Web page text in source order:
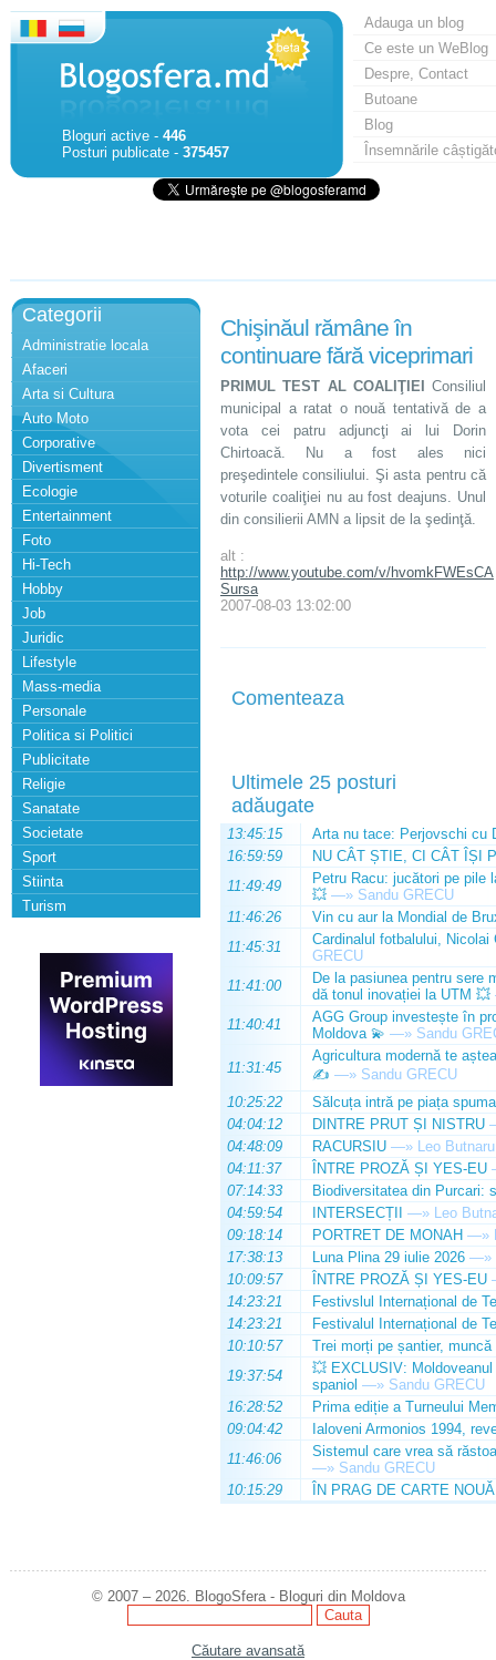
Bloguri active - 446
Posturi publicate - 375457
Adauga un blog
Ce este un WeBlog
Despre, Contact
Butoane
Blog
Însemnările
Categorii
Administratie locala
Afaceri
Arta si Cultura
Auto Moto
Corporative
Divertisment
Ecologie
Entertainment
Foto
Hi-Tech
Hobby
Job
Juridic
Lifestyle
Mass-media
Personale
Politica si Politici
Publicitate
Religie
Sanatate
Societate
Sport
Stiinta
Turism
Chişinăul rămâne în
continuare fără viceprimari
PRIMUL TEST AL COALIŢIEI
Consiliul
municipal a ratat o nouă tentativă de a
vota cei patru adjuncţi ai lui Dorin
Chirtoacă. Nu a fost ales nici
preşedintele consiliului. Şi asta pentru că
voturile coaliţiei nu au fost deajuns. Unul
din consilierii AMN a lipsit de la şedinţă.
alt :
http://www.youtube.com/v/hvomkFWEsCA
Sursa
2007-08-03 13:02:00
Comenteaza
Ultimele 25 posturi
adăugate
13:45:15
Arta nu tace: Perjovschi cu
16:59:59
NU CÂT ȘTIE, CI CÂT ÎȘI
11:49:49
Petru Racu: jucători pe pile
💥 —» Sandu GRECU
11:46:26
Vin cu aur la Mondial de
11:45:31
Cardinalul fotbalului,
GRECU
11:41:00
De la pasiunea pentru sere
dă tonul inovației la UTM 💥
11:40:41
AGG Group investește în
Moldova 💫 —» Sandu
11:31:45
Agricultura modernă te
✍️ —» Sandu GRECU
10:25:22
Sălcuța intră pe piața
04:04:12
DINTRE PRUT ȘI NISTRU
04:48:09
RACURSIU —» Leo Butnaru
04:11:37
ÎNTRE PROZĂ ȘI YES-EU
07:14:33
Biodiversitatea din Purcari:
04:59:54
INTERSECȚII —» Leo
09:18:14
PORTRET DE MONAH —»
17:38:13
Luna Plina 29 iulie 2026 —»
10:09:57
ÎNTRE PROZĂ ȘI YES-EU
14:23:21
Festivslul Internațional de
14:23:21
Festivalul Internațional de
10:10:57
Trei morți pe șantier, muncă
19:37:54
💥 EXCLUSIV:
spaniol —» Sandu GRECU
16:28:52
Prima ediție a Turneului
09:04:42
Ialoveni Armonios 1994,
11:46:06
Sistemul care vrea să
—» Sandu GRECU
10:15:29
ÎN PRAG DE CARTE NOUĂ
© 2007 – 2026. BlogoSfera - Bloguri din Moldova
Căutare avansată